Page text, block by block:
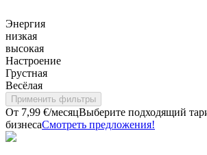
Энергия
низкая
высокая
Настроение
Грустная
Весёлая
Применить фильтры
От 7,99 €/месяцВыберите подходящий
бизнесаСмотреть предложения!